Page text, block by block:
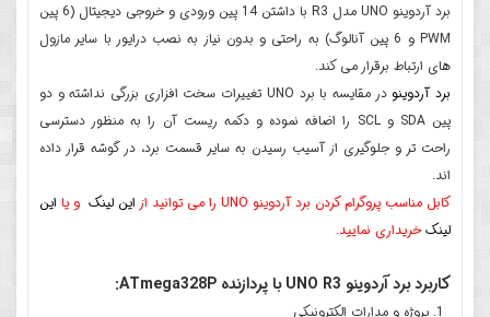
برد آردوینو UNO مدل R3 با داشتن 14 پین ورودی و خروجی دیجیتال (6 پین
PWM و 6 پین آنالوگ) به راحتی و بدون نیاز به نصب درایور با سایر مازول
های ارتباط برقرار می کند.
برد آردوینو
در مقایسه با برد UNO تغییرات سخت افزاری بزرگی نداشته و دو
پین SDA و SCL را اضافه نموده و دکمه ریست آن را به منظور دسترسی
راحت تر و جلوگیری از آسیب رسیدن به سایر قسمت برد، در گوشه قرار داده
اند.
کابل مناسب پروگرام کردن برد آردوینو UNO را می توانید از
این لینک و یا این
لینک خریداری نمایید.
کاربردبرد آردوینو UNO R3 با پردازنده ATmega328P :
پروژه و مدارات الکترونیکی